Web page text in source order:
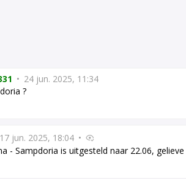
• 24 jun. 2025, 11:34
?
17 jun. 2025, 18:04 •
- Sampdoria is uitgesteld naar 22.06,